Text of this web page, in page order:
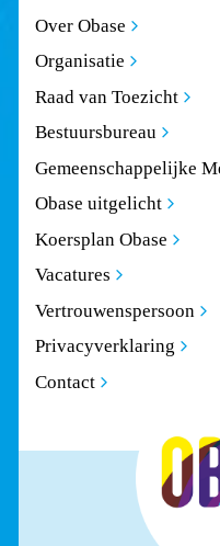
Over Obase
Organisatie
Raad van Toezicht
Bestuursbureau
Gemeenschappelijke
Obase uitgelicht
Koersplan Obase
Vacatures
Vertrouwenspersoon
Privacyverklaring
Contact